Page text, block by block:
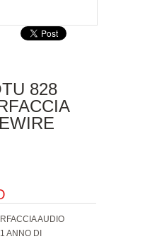
828
AUDIO
ANNO DI